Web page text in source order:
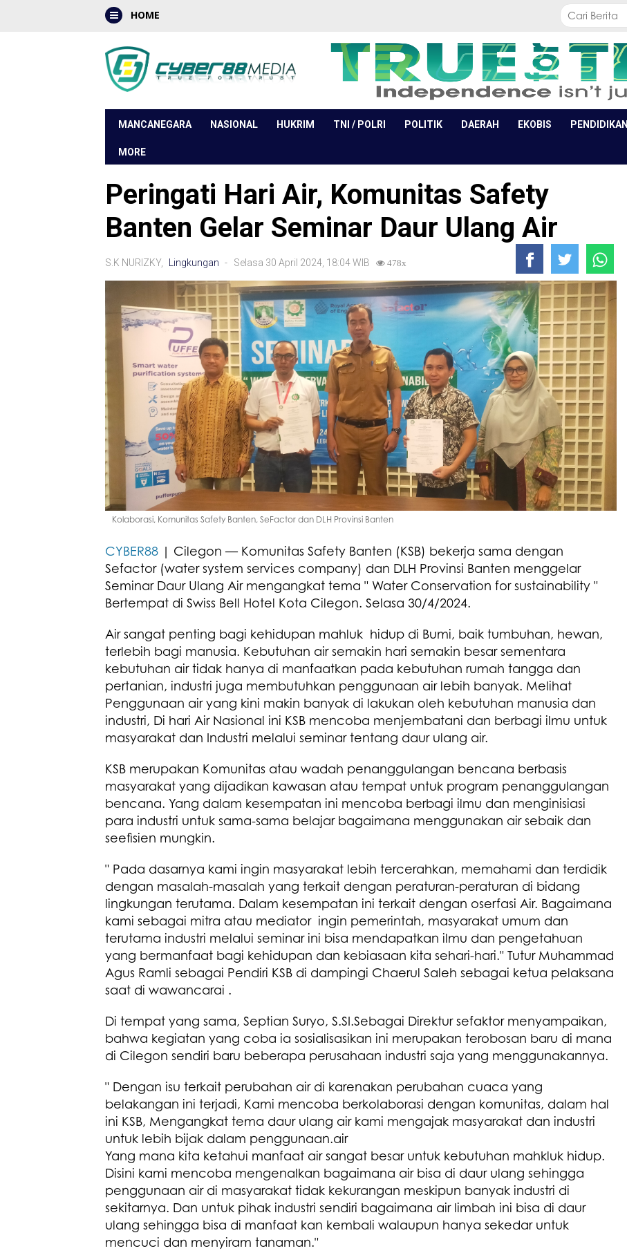
HOME
MANCANEGARA NASIONAL HUKRIM TNI / POLRI POLITIK DAERAH EKOBIS PENDIDIKAN
MORE
Peringati Hari Air, Komunitas Safety
Banten Gelar Seminar Daur Ulang Air
S.K NURIZKY, Lingkungan - Selasa 30 April 2024, 18:04 WIB 478x
Kolaborasi, Komunitas Safety Banten, SeFactor dan DLH Provinsi Banten
CYBER88 | Cilegon — Komunitas Safety Banten (KSB) bekerja sama dengan
Sefactor (water system services company) dan DLH Provinsi Banten menggelar
Seminar Daur Ulang Air mengangkat tema " Water Conservation for sustainability "
Bertempat di Swiss Bell Hotel Kota Cilegon. Selasa 30/4/2024.
Air sangat penting bagi kehidupan mahluk hidup di Bumi, baik tumbuhan, hewan,
terlebih bagi manusia. Kebutuhan air semakin hari semakin besar sementara
kebutuhan air tidak hanya di manfaatkan pada kebutuhan rumah tangga dan
pertanian, industri juga membutuhkan penggunaan air lebih banyak. Melihat
Penggunaan air yang kini makin banyak di lakukan oleh kebutuhan manusia dan
industri, Di hari Air Nasional ini KSB mencoba menjembatani dan berbagi ilmu untuk
masyarakat dan Industri melalui seminar tentang daur ulang air.
KSB merupakan Komunitas atau wadah penanggulangan bencana berbasis
masyarakat yang dijadikan kawasan atau tempat untuk program penanggulangan
bencana. Yang dalam kesempatan ini mencoba berbagi ilmu dan menginisiasi
para industri untuk sama-sama belajar bagaimana menggunakan air sebaik dan
seefisien mungkin.
" Pada dasarnya kami ingin masyarakat lebih tercerahkan, memahami dan terdidik
dengan masalah-masalah yang terkait dengan peraturan-peraturan di bidang
lingkungan terutama. Dalam kesempatan ini terkait dengan oserfasi Air. Bagaimana
kami sebagai mitra atau mediator ingin pemerintah, masyarakat umum dan
terutama industri melalui seminar ini bisa mendapatkan ilmu dan pengetahuan
yang bermanfaat bagi kehidupan dan kebiasaan kita sehari-hari." Tutur Muhammad
Agus Ramli sebagai Pendiri KSB di dampingi Chaerul Saleh sebagai ketua pelaksana
saat di wawancarai .
Di tempat yang sama, Septian Suryo, S.SI.Sebagai Direktur sefaktor menyampaikan,
bahwa kegiatan yang coba ia sosialisasikan ini merupakan terobosan baru di mana
di Cilegon sendiri baru beberapa perusahaan industri saja yang menggunakannya.
" Dengan isu terkait perubahan air di karenakan perubahan cuaca yang
belakangan ini terjadi, Kami mencoba berkolaborasi dengan komunitas, dalam hal
ini KSB, Mengangkat tema daur ulang air kami mengajak masyarakat dan industri
untuk lebih bijak dalam penggunaan.air
Yang mana kita ketahui manfaat air sangat besar untuk kebutuhan mahkluk hidup.
Disini kami mencoba mengenalkan bagaimana air bisa di daur ulang sehingga
penggunaan air di masyarakat tidak kekurangan meskipun banyak industri di
sekitarnya. Dan untuk pihak industri sendiri bagaimana air limbah ini bisa di daur
ulang sehingga bisa di manfaat kan kembali walaupun hanya sekedar untuk
mencuci dan menyiram tanaman."